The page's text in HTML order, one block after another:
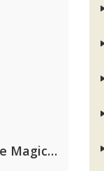
Purple Disco Machine & The Magician